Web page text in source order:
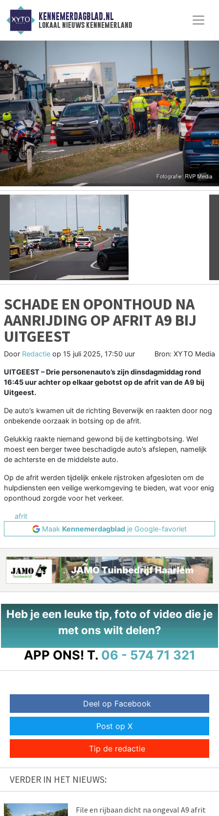
KENNEMERDAGBLAD.NL
lokaal nieuws kennemerland
Vorige
SCHADE EN OPONTHOUD NA
AANRIJDING OP AFRIT A9 BIJ
UITGEEST
Door Redactie op 15 juli 2025, 17:50 uur Bron: XYTO Media
UITGEEST – Drie personenauto’s zijn dinsdagmiddag rond
16:45 uur achter op elkaar gebotst op de afrit van de A9 bij
Uitgeest.
De auto’s kwamen uit de richting Beverwijk en raakten door nog
onbekende oorzaak in botsing op de afrit.
Gelukkig raakte niemand gewond bij de kettingbotsing. Wel
moest een berger twee beschadigde auto’s afslepen, namelijk
de achterste en de middelste auto.
Op de afrit werden tijdelijk enkele rijstroken afgesloten om de
hulpdiensten een veilige werkomgeving te bieden, wat voor enig
oponthoud zorgde voor het verkeer.
afrit
Maak Kennemerdagblad je Google-favoriet
Heb je een leuke tip, foto of video die je
met ons wilt delen?
APP ONS! T. 06 - 574 71 321
Deel op Facebook
Post op X
Tip de redactie
VERDER IN HET NIEUWS:
File en rijbaan dicht na ongeval A9 afrit